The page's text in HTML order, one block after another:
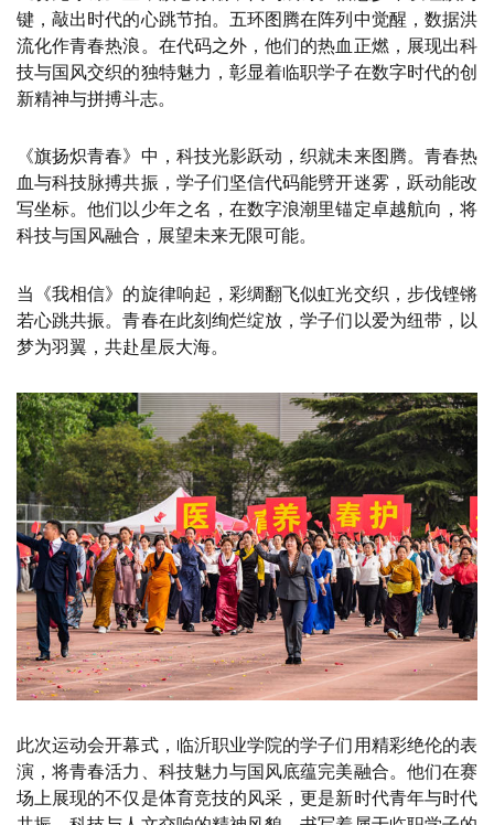
键，敲出时代的心跳节拍。五环图腾在阵列中觉醒，数据洪
流化作青春热浪。在代码之外，他们的热血正燃，展现出科
技与国风交织的独特魅力，彰显着临职学子在数字时代的创
新精神与拼搏斗志。
《旗扬炽青春》中，科技光影跃动，织就未来图腾。青春热
血与科技脉搏共振，学子们坚信代码能劈开迷雾，跃动能改
写坐标。他们以少年之名，在数字浪潮里锚定卓越航向，将
科技与国风融合，展望未来无限可能。
当《我相信》的旋律响起，彩绸翻飞似虹光交织，步伐铿锵
若心跳共振。青春在此刻绚烂绽放，学子们以爱为纽带，以
梦为羽翼，共赴星辰大海。
此次运动会开幕式，临沂职业学院的学子们用精彩绝伦的表
演，将青春活力、科技魅力与国风底蕴完美融合。他们在赛
场上展现的不仅是体育竞技的风采，更是新时代青年与时代